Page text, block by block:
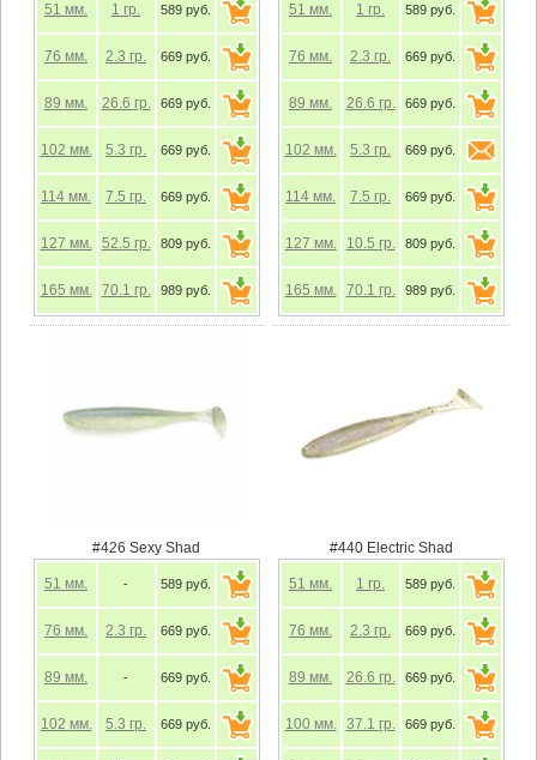
51 мм. 1 гр. 589 руб.
76 мм. 2.3 гр. 669 руб.
89 мм. 26.6 гр. 669 руб.
102 мм. 5.3 гр. 669 руб.
114 мм. 7.5 гр. 669 руб.
127 мм. 52.5 гр. 809 руб.
165 мм. 70.1 гр. 989 руб.
51 мм. 1 гр. 589 руб.
76 мм. 2.3 гр. 669 руб.
89 мм. 26.6 гр. 669 руб.
102 мм. 5.3 гр. 669 руб.
114 мм. 7.5 гр. 669 руб.
127 мм. 10.5 гр. 809 руб.
165 мм. 70.1 гр. 989 руб.
#426 Sexy Shad
51 мм. - 589 руб.
76 мм. 2.3 гр. 669 руб.
89 мм. - 669 руб.
102 мм. 5.3 гр. 669 руб.
#440 Electric Shad
51 мм. 1 гр. 589 руб.
76 мм. 2.3 гр. 669 руб.
89 мм. 26.6 гр. 669 руб.
100 мм. 37.1 гр. 669 руб.